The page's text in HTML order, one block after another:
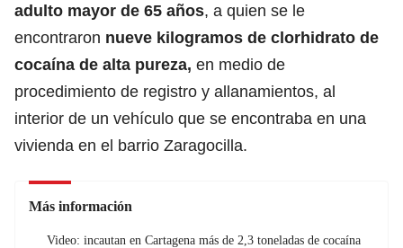
adulto mayor de 65 años, a quien se le
encontraron nueve kilogramos de clorhidrato de
cocaína de alta pureza, en medio de
procedimiento de registro y allanamientos, al
interior de un vehículo que se encontraba en una
vivienda en el barrio Zaragocilla.
Más información
Video: incautan en Cartagena más de 2,3 toneladas de cocaína